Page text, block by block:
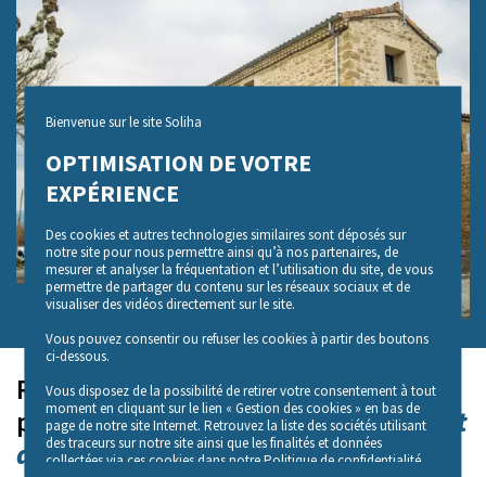
Previous Next
Réaliser des études sur des
populations auxbesoins spécifiques et
définir une offre adaptée
Bienvenue sur le site Soliha
OPTIMISATION DE VOTRE
EXPÉRIENCE
Des cookies et autres technologies similaires sont déposés sur
notre site pour nous permettre ainsi qu’à nos partenaires, de
mesurer et analyser la fréquentation et l’utilisation du site, de vous
permettre de partager du contenu sur les réseaux sociaux et de
visualiser des vidéos directement sur le site.
Vous pouvez consentir ou refuser les cookies à partir des boutons
ci-dessous.
Vous disposez de la possibilité de retirer votre consentement à tout
moment en cliquant sur le lien « Gestion des cookies » en bas de
page de notre site Internet. Retrouvez la liste des sociétés utilisant
des traceurs sur notre site ainsi que les finalités et données
collectées via ces cookies dans notre Politique de confidentialité,